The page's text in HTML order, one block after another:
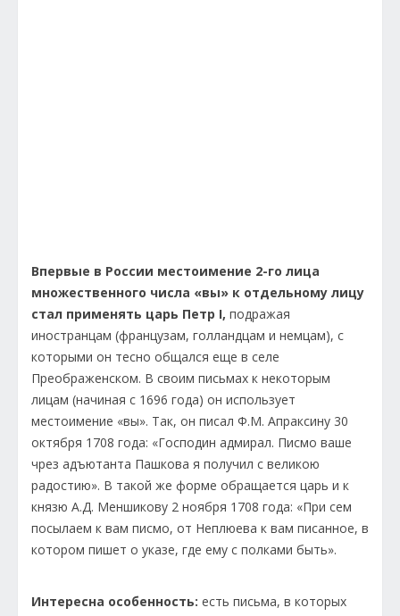
Впервые в России местоимение 2-го лица
множественного числа «вы» к отдельному лицу
стал применять царь Петр I, подражая
иностранцам (французам, голландцам и немцам), с
которыми он тесно общался еще в селе
Преображенском. В своим письмах к некоторым
лицам (начиная с 1696 года) он использует
местоимение «вы». Так, он писал Ф.М. Апраксину 30
октября 1708 года: «Господин адмирал. Писмо ваше
чрез адъютанта Пашкова я получил с великою
радостию». В такой же форме обращается царь и к
князю А.Д. Меншикову 2 ноября 1708 года: «При сем
посылаем к вам писмо, от Неплюева к вам писанное, в
котором пишет о указе, где ему с полками быть».
Интересна особенность: есть письма, в которых